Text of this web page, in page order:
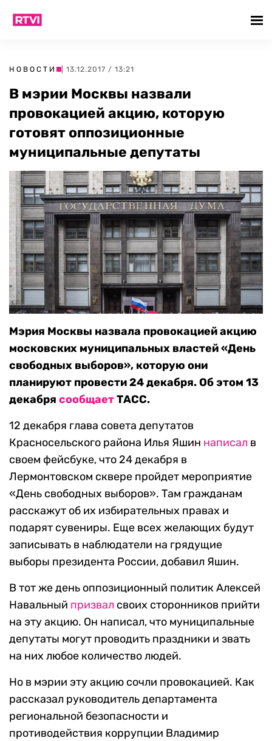
НОВОСТИ | 13.12.2017 / 13:21
В мэрии Москвы назвали
провокацией акцию, которую
готовят оппозиционные
муниципальные депутаты
Мэрия Москвы назвала провокацией акцию
московских муниципальных властей «День
свободных выборов», которую они
планируют провести 24 декабря. Об этом 13
декабря сообщаетТАСС.
12 декабря глава совета депутатов
Красносельского района Илья Яшин написал в
своем фейсбуке, что 24 декабря в
Лермонтовском сквере пройдет мероприятие
«День свободных выборов». Там гражданам
расскажут об их избирательных правах и
подарят сувениры. Еще всех желающих будут
записывать в наблюдатели на грядущие
выборы президента России, добавил Яшин.
В тот же день оппозиционный политик Алексей
Навальный призвал своих сторонников прийти
на эту акцию. Он написал, что муниципальные
депутаты могут проводить праздники и звать
на них любое количество людей.
Но в мэрии эту акцию сочли провокацией. Как
рассказал руководитель департамента
региональной безопасности и
противодействия коррупции Владимир